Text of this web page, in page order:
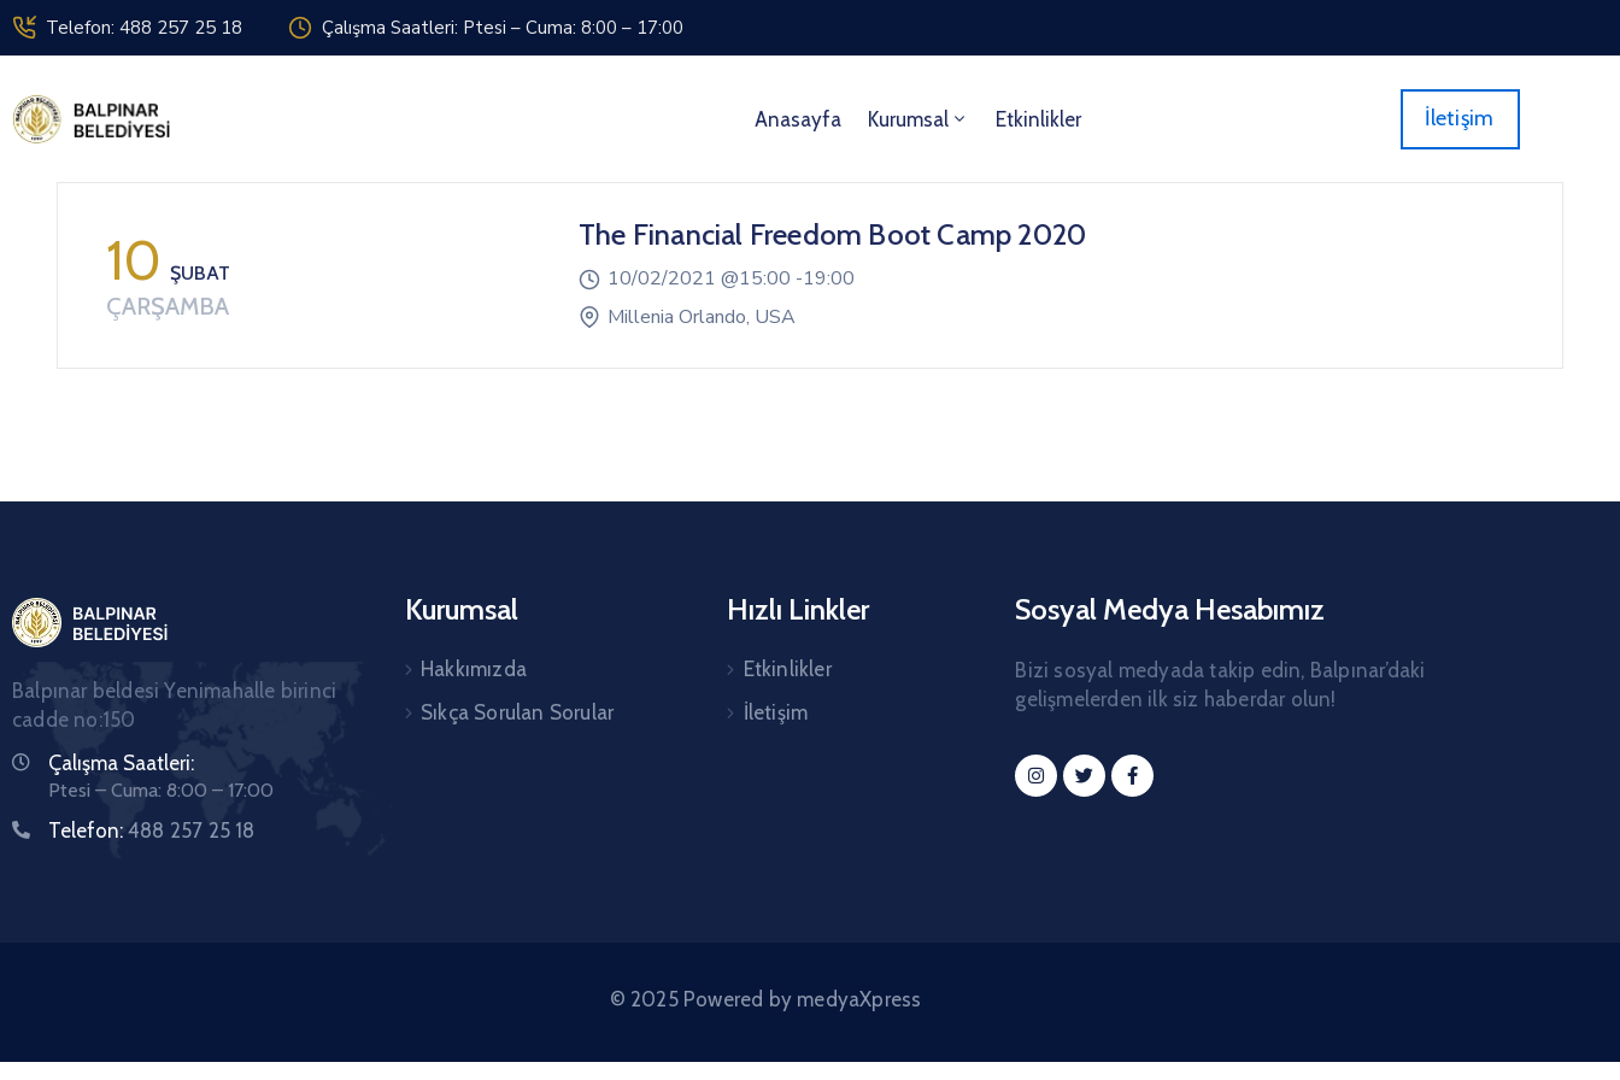
Telefon: 488 257 25 18 Çalışma Saatleri: Ptesi – Cuma: 8:00 – 17:00
Anasayfa Kurumsal Etkinlikler İletişim
10ŞUBAT
ÇARŞAMBA
The Financial Freedom Boot Camp 2020
10/02/2021 @15:00 -19:00
Millenia Orlando, USA
Balpınar beldesi Yenimahalle birinci
cadde no:150
Çalışma Saatleri:
Ptesi – Cuma: 8:00 – 17:00
Telefon: 488 257 25 18
Kurumsal
Hakkımızda
Sıkça Sorulan Sorular
Hızlı Linkler
Etkinlikler
İletişim
Sosyal Medya Hesabımız
Bizi sosyal medyada takip edin, Balpınar’daki
gelişmelerden ilk siz haberdar olun!
© 2025 Powered by medyaXpress